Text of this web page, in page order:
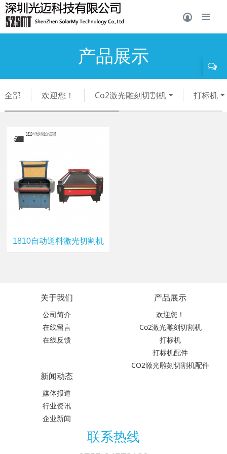
产品展示
全部 欢迎您！ Co2激光雕刻切割机 打标机
1810自动送料激光切割机
关于我们
公司简介
在线留言
在线反馈
产品展示
欢迎您！
Co2激光雕刻切割机
打标机
打标机配件
CO2激光雕刻切割机配件
新闻动态
媒体报道
行业资讯
企业新闻
联系热线